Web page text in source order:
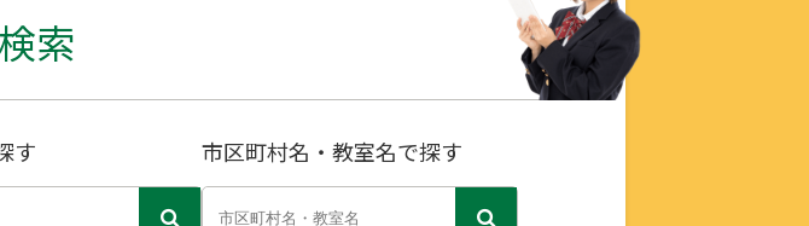
索
す 市区町村名・教室名で探す